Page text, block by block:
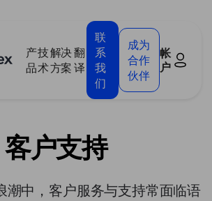
产
品
技
术
解决
方案
翻
译
联
系
我
们
成为
合作
伙伴
帐
户
客户支持
潮中，客户服务与支持常面临语